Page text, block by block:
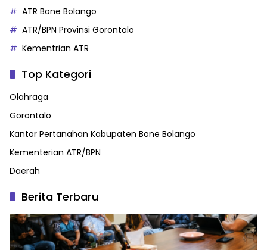
ATR Bone Bolango
ATR/BPN Provinsi Gorontalo
Kementrian ATR
Top Kategori
Olahraga
Gorontalo
Kantor Pertanahan Kabupaten Bone Bolango
Kementerian ATR/BPN
Daerah
Berita Terbaru